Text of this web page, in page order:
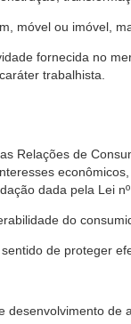
móvel ou imóvel,
fornecida no
trabalhista.
Relações de
dada pela Lei nº
do
de proteger
de